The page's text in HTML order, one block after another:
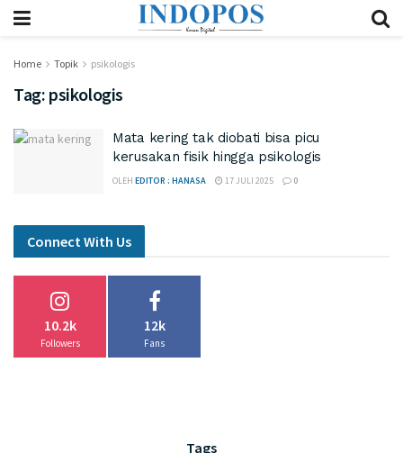
Home Topik psikologis
Tag: psikologis
Mata kering tak diobati bisa picu
kerusakan fisik hingga psikologis
OLEH EDITOR : HANASA 17 JULI 2025 0
Connect With Us
10.2k
Followers
12k
Fans
Tags